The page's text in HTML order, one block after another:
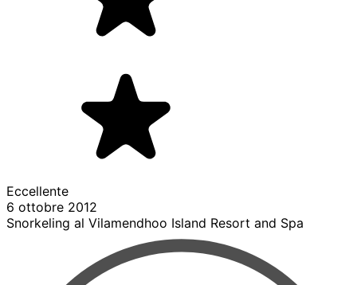
Eccellente
6 ottobre 2012
Snorkeling al Vilamendhoo Island Resort and Spa